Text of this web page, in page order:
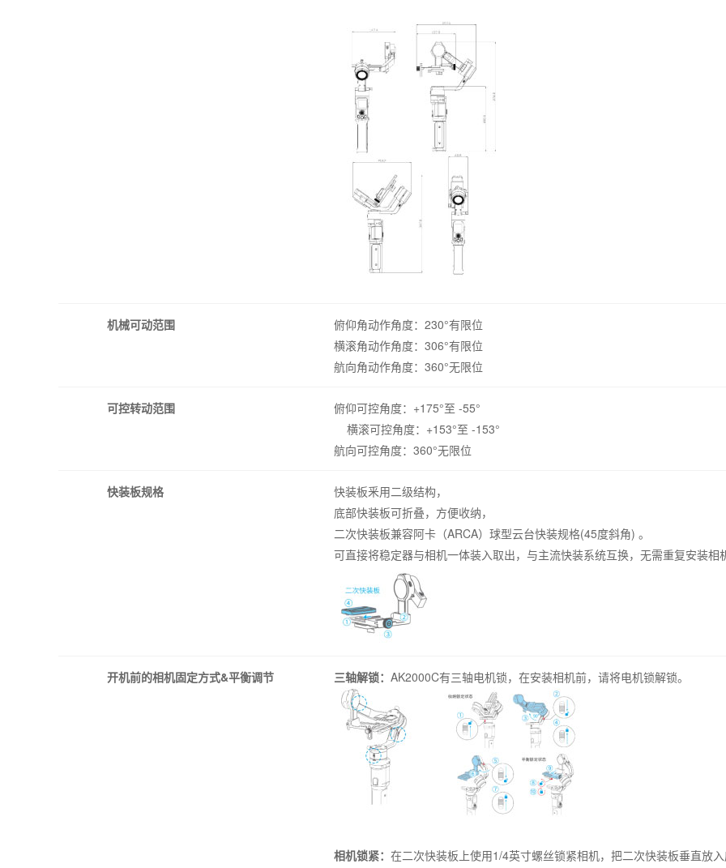
机械可动范围
俯仰角动作角度：230°有限位
横滚角动作角度：306°有限位
航向角动作角度：360°无限位
可控转动范围
俯仰可控角度：+175°至 -55°
横滚可控角度：+153°至 -153°
航向可控角度：360°无限位
快装板规格
快装板釆用二级结构，
底部快装板可折叠，方便收纳，
二次快装板兼容阿卡（ARCA）球型云台快装规格(45度斜角) 。
可直接将稳定器与相机一体装入取出，与主流快装系统互换，无需重复安装相
开机前的相机固定方式&平衡调节 三轴解锁： AK2000C有三轴电机锁，在安装相机前，请将电机锁解锁。
相机锁紧： 在二次快装板上使用1/4英寸螺丝锁紧相机，把二次快装板垂直放